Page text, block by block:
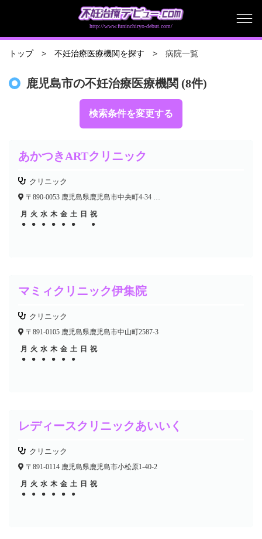
http://www.funinchiryo-debut.com/
トップ 不妊治療医療機関を探す 病院一覧
鹿児島市の不妊治療医療機関 (8件)
検索条件を変更する
あかつきARTクリニック
クリニック
〒890-0053 鹿児島県鹿児島市中央町4-34 メディカルミュゼビル4F
月 火 水 木 金 土 日 祝
●
● ● ● ● ● ●
● ● ● ●
マミィクリニック伊集院
クリニック
〒891-0105 鹿児島県鹿児島市中山町2587-3
月 火 水 木 金 土 日 祝
●
● ● ● ● ●
● ● ●
レディースクリニックあいいく
クリニック
〒891-0114 鹿児島県鹿児島市小松原1-40-2
月 火 水 木 金 土 日 祝
●
● ● ● ● ●
● ● ●